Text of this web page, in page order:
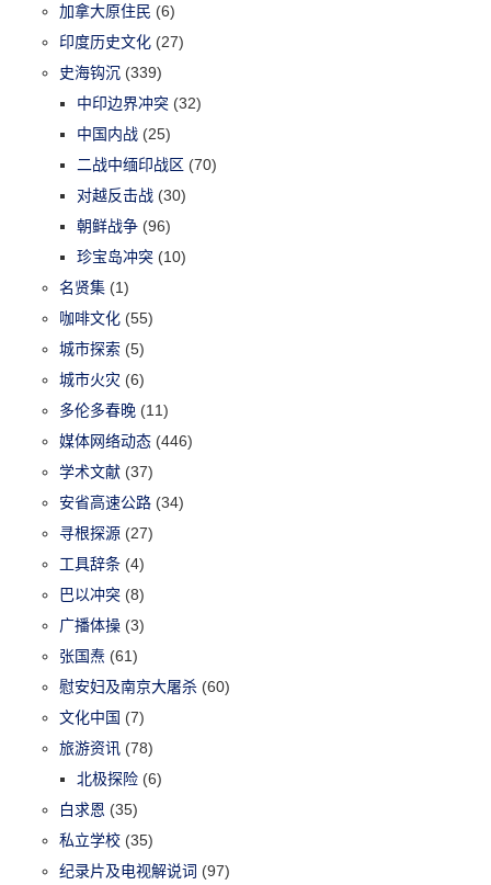
加拿大原住民 (6)
印度历史文化 (27)
史海钩沉 (339)
中印边界冲突 (32)
中国内战 (25)
二战中缅印战区 (70)
对越反击战 (30)
朝鲜战争 (96)
珍宝岛冲突 (10)
名贤集 (1)
咖啡文化 (55)
城市探索 (5)
城市火灾 (6)
多伦多春晚 (11)
媒体网络动态 (446)
学术文献 (37)
安省高速公路 (34)
寻根探源 (27)
工具辞条 (4)
巴以冲突 (8)
广播体操 (3)
张国焘 (61)
慰安妇及南京大屠杀 (60)
文化中国 (7)
旅游资讯 (78)
北极探险 (6)
白求恩 (35)
私立学校 (35)
纪录片及电视解说词 (97)